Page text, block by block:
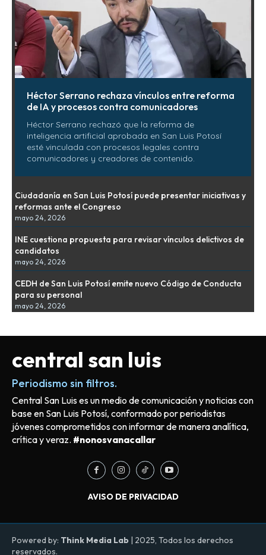
Héctor Serrano rechaza vínculos entre reforma
de IA y procesos contra comunicadores
Héctor Serrano rechazó que la reforma de
inteligencia artificial aprobada en San Luis Potosí
esté vinculada con procesos legales contra
comunicadores y creadores de contenido.
Ciudadanía en San Luis Potosí puede presentar iniciativas y
reformas ante el Congreso
mayo 24, 2026
INE cuestiona propuesta para revisar vínculos delictivos de
candidatos
mayo 24, 2026
CEDH de San Luis Potosí emite nuevo Código de Conducta
para su personal
mayo 24, 2026
central san luis
Periodismo sin filtros.
Central San Luis es un medio de comunicación y noticias con
base en San Luis Potosí, conformado por periodistas
jóvenes comprometidos con informar de manera analítica,
crítica y veraz. #nonosvanacallar
AVISO DE PRIVACIDAD
Powered by: Think Media Lab | 2025, Todos los derechos
reservados.